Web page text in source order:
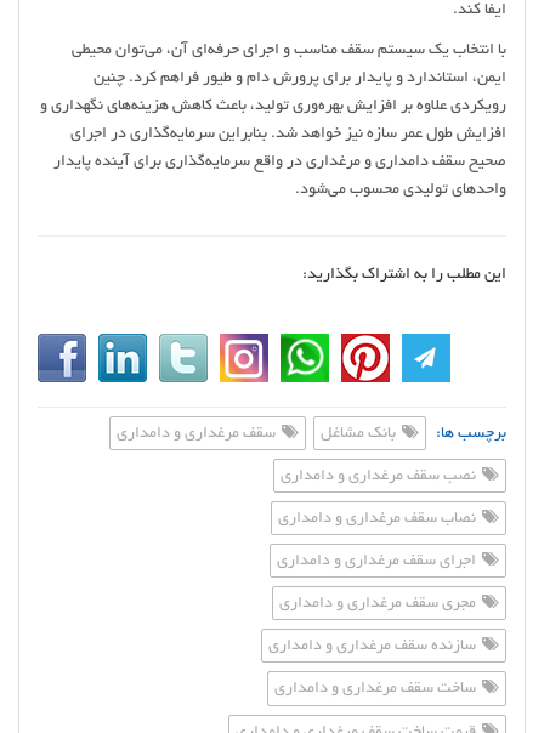
ایفا کند.
با انتخاب یک سیستم سقف مناسب و اجرای حرفه‌ای آن، می‌توان محیطی
ایمن، استاندارد و پایدار برای پرورش دام و طیور فراهم کرد. چنین
رویکردی علاوه بر افزایش بهره‌وری تولید، باعث کاهش هزینه‌های نگهداری و
افزایش طول عمر سازه نیز خواهد شد. بنابراین سرمایه‌گذاری در اجرای
صحیح سقف دامداری و مرغداری در واقع سرمایه‌گذاری برای آینده پایدار
واحدهای تولیدی محسوب می‌شود.
این مطلب را به اشتراک بگذارید:
برچسب ها: بانک مشاغل سقف مرغداری و دامداری
نصب سقف مرغداری و دامداری
نصاب سقف مرغداری و دامداری
اجرای سقف مرغداری و دامداری
مجری سقف مرغداری و دامداری
سازنده سقف مرغداری و دامداری
ساخت سقف مرغداری و دامداری